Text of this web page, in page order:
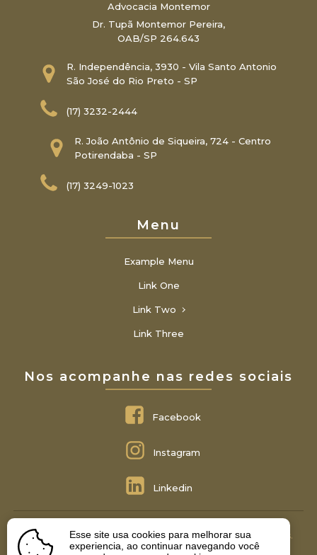
Advocacia Montemor
Dr. Tupã Montemor Pereira,
OAB/SP 264.643
R. Independência, 3930 - Vila Santo Antonio
São José do Rio Preto - SP
(17) 3232-2444
R. João Antônio de Siqueira, 724 - Centro
Potirendaba - SP
(17) 3249-1023
Menu
Example Menu
Link One
Link Two
Link Three
Nos acompanhe nas redes sociais
Facebook
Instagram
Linkedin
Montemor Advocacia © 2022 - Todos Os Direitos Reservados.
Esse site usa cookies para melhorar sua
experiencia, ao continuar navegando você